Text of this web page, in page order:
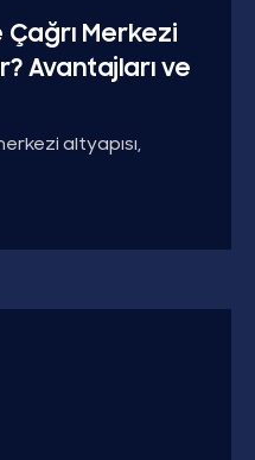
Çağrı Merkezi
Avantajları ve
altyapısı,